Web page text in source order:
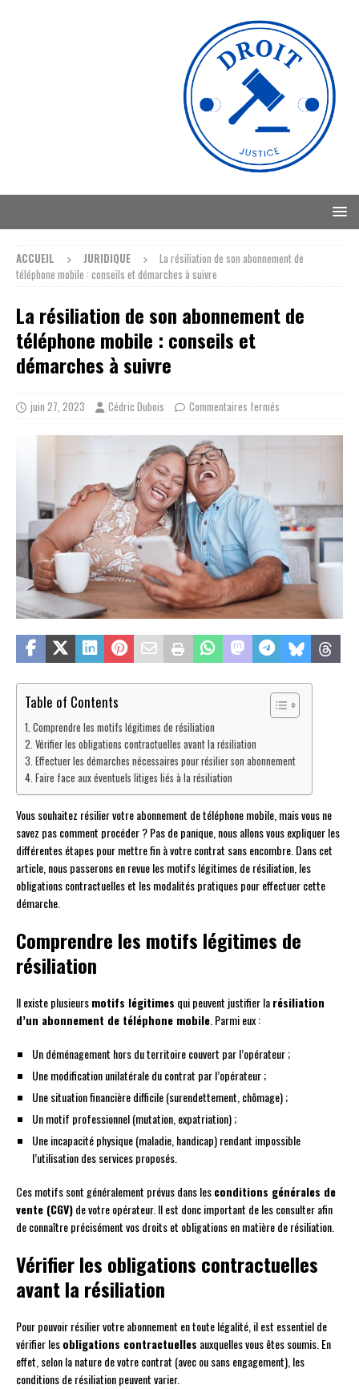
ACCUEIL JURIDIQUE
La résiliation de son abonnement de
téléphone mobile : conseils et démarches à suivre
La résiliation de son abonnement de
téléphone mobile : conseils et
démarches à suivre
juin 27, 2023 Cédric Dubois Commentaires fermés
Table of Contents
Comprendre les motifs légitimes de résiliation
Vérifier les obligations contractuelles avant la résiliation
Effectuer les démarches nécessaires pour résilier son abonnement
Faire face aux éventuels litiges liés à la résiliation
Vous souhaitez résilier votre abonnement de téléphone mobile, mais vous ne
savez pas comment procéder ? Pas de panique, nous allons vous expliquer les
différentes étapes pour mettre fin à votre contrat sans encombre. Dans cet
article, nous passerons en revue les motifs légitimes de résiliation, les
obligations contractuelles et les modalités pratiques pour effectuer cette
démarche.
Comprendre les motifs légitimes de
résiliation
Il existe plusieursmotifs légitimes qui peuvent justifier larésiliation
d’un abonnement de téléphone mobile. Parmi eux :
Un déménagement hors du territoire couvert par l’opérateur ;
Une modification unilatérale du contrat par l’opérateur ;
Une situation financière difficile (surendettement, chômage) ;
Un motif professionnel (mutation, expatriation) ;
Une incapacité physique (maladie, handicap) rendant impossible
l’utilisation des services proposés.
Ces motifs sont généralement prévus dans lesconditions générales de
vente (CGV)de votre opérateur. Il est donc important de les consulter afin
de connaître précisément vos droits et obligations en matière de résiliation.
Vérifier les obligations contractuelles
avant la résiliation
Pour pouvoir résilier votre abonnement en toute légalité, il est essentiel de
vérifier lesobligations contractuelles auxquelles vous êtes soumis. En
effet, selon la nature de votre contrat (avec ou sans engagement), les
conditions de résiliation peuvent varier.